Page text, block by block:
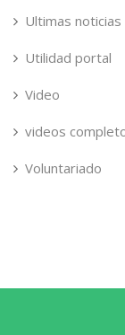
Ultimas noticias
Utilidad portal
Video
videos
Voluntariado